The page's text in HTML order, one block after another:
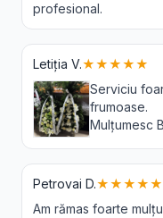
profesional.
Letiția V.★★★★★
Serviciu
frumoase.
Mulțumesc
Petrovai D.★★★★★
Am rămas foarte